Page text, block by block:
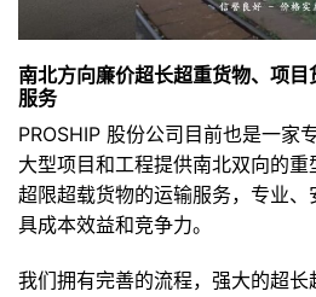
南北方向廉价超长超重货物、项
服务
PROSHIP 股份公司目前也是一家
大型项目和工程提供南北双向的重
超限超载货物的运输服务，专业
具成本效益和竞争力。
我们拥有完善的流程，强大的超